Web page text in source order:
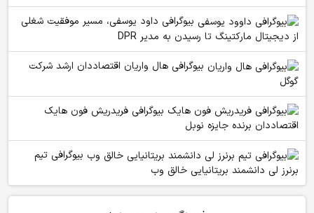
بیوگرافی داود یوسفی، مسیر موفقیت شغلی
از دیجیتال مارکتینگ تا رسیدن به مدیر DPR
بیوگرافی هال واریان اقتصاددان ارشد شرکت
گوگل
بیوگرافی فریدریش فون هایک
اقتصاددان برنده جایزه نوبل
بیوگرافی تیم
برنرز لی دانشمند بریتانیایی خالق وب